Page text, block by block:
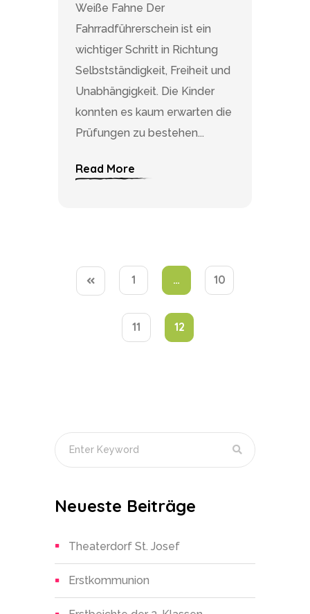
Neueste Beiträge
Theaterdorf St. Josef
Erstkommunion
Weiße Fahne Der
Fahrradführerschein ist ein
wichtiger Schritt in Richtung
Selbstständigkeit, Freiheit und
Unabhängigkeit. Die Kinder
konnten es kaum erwarten die
Prüfungen zu bestehen...
Read More
1 … 10
11 12